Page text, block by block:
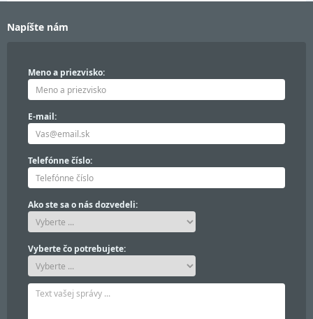
Napíšte nám
Meno a priezvisko:
E-mail:
Telefónne číslo:
Ako ste sa o nás dozvedeli:
Vyberte čo potrebujete: